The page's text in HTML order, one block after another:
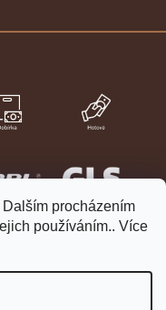
procházením
používáním.. Více